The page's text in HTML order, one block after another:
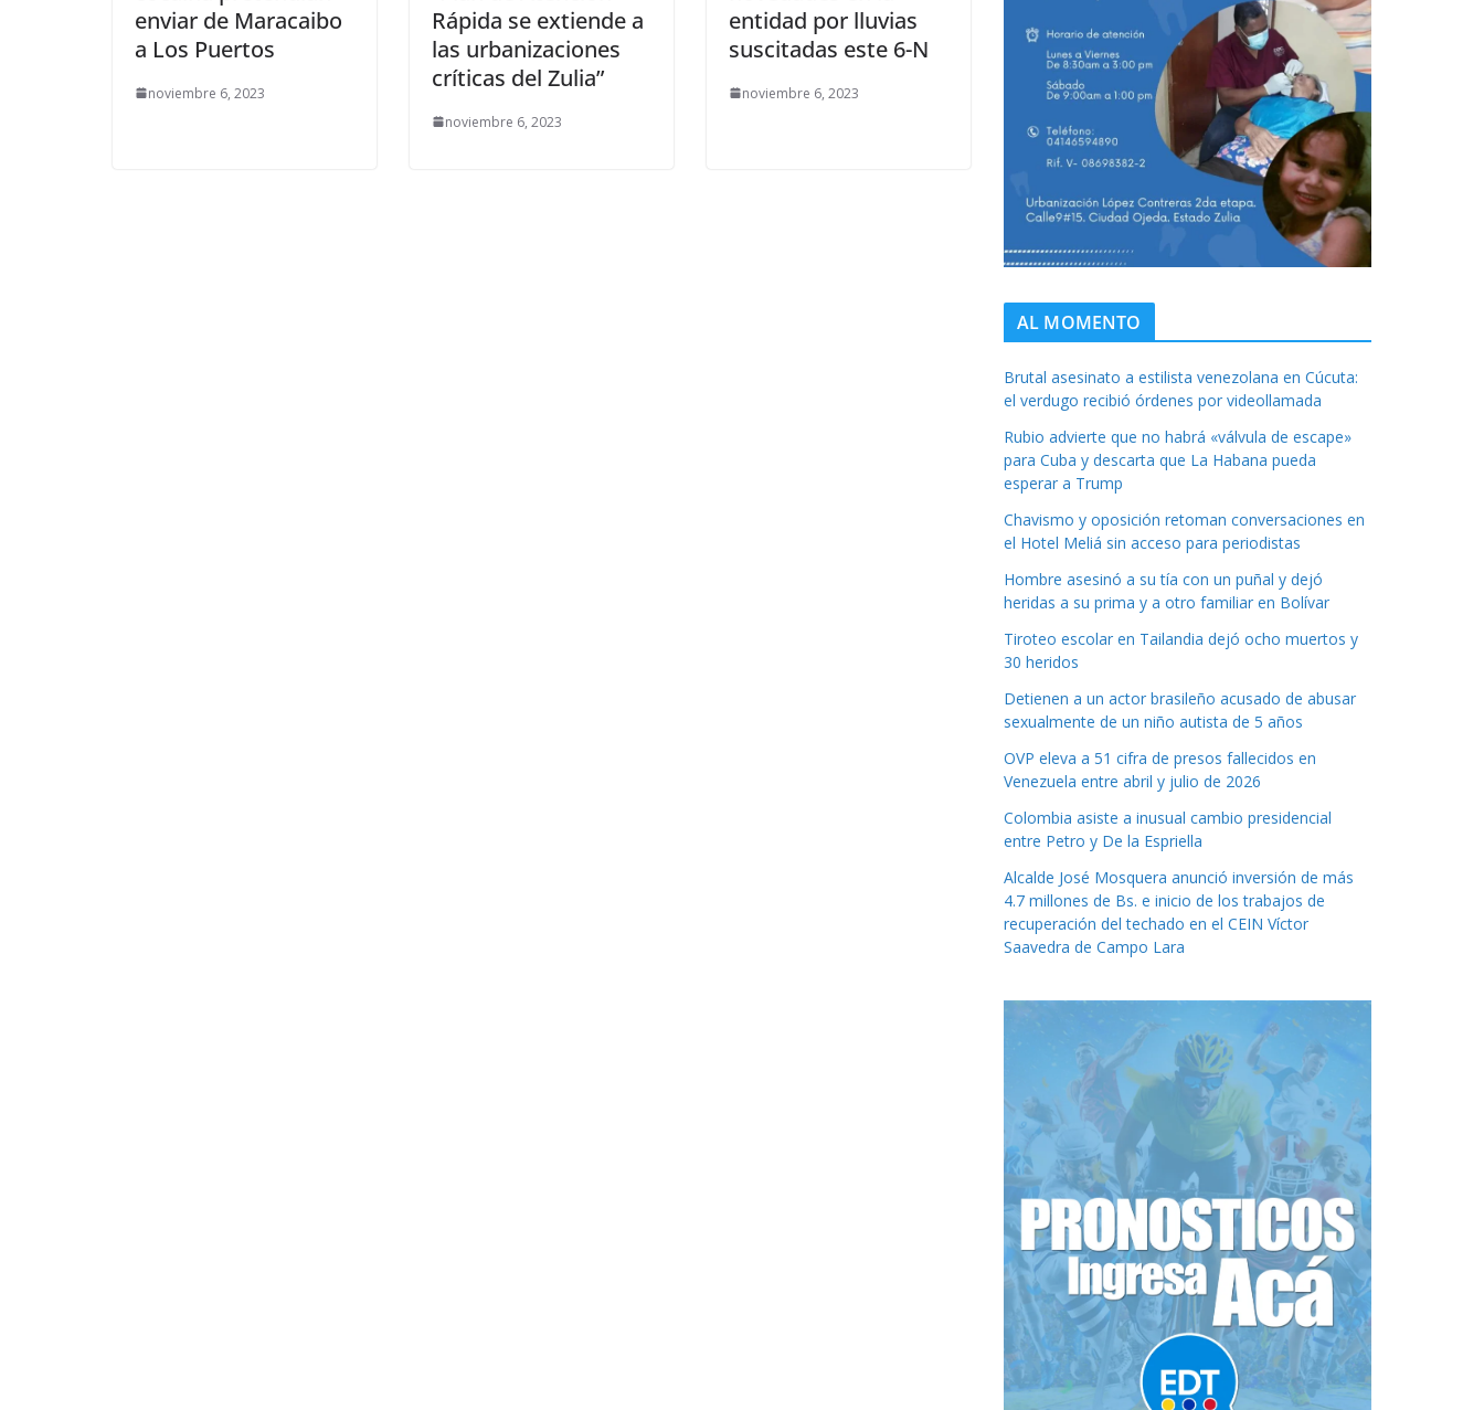
enviar de Maracaibo
a Los Puertos
noviembre 6, 2023
Rápida se extiende a
las urbanizaciones
críticas del Zulia”
noviembre 6, 2023
entidad por lluvias
suscitadas este 6-N
noviembre 6, 2023
AL MOMENTO
Brutal asesinato a estilista venezolana en Cúcuta:
el verdugo recibió órdenes por videollamada
Rubio advierte que no habrá «válvula de escape»
para Cuba y descarta que La Habana pueda
esperar a Trump
Chavismo y oposición retoman conversaciones en
el Hotel Meliá sin acceso para periodistas
Hombre asesinó a su tía con un puñal y dejó
heridas a su prima y a otro familiar en Bolívar
Tiroteo escolar en Tailandia dejó ocho muertos y
30 heridos
Detienen a un actor brasileño acusado de abusar
sexualmente de un niño autista de 5 años
OVP eleva a 51 cifra de presos fallecidos en
Venezuela entre abril y julio de 2026
Colombia asiste a inusual cambio presidencial
entre Petro y De la Espriella
Alcalde José Mosquera anunció inversión de más
4.7 millones de Bs. e inicio de los trabajos de
recuperación del techado en el CEIN Víctor
Saavedra de Campo Lara